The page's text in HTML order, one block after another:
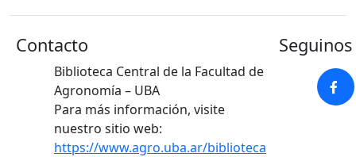
Contacto
Biblioteca Central de la Facultad de
Agronomía – UBA
Para más información, visite
nuestro sitio web:
https://www.agro.uba.ar/biblioteca